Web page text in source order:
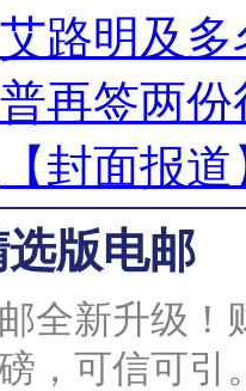
艾路明及
再签两
【封面报
版电邮
全新升级
，可信可引